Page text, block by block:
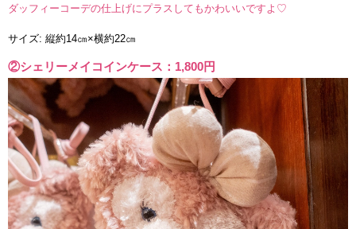
ダッフィーコーデの仕上げにプラスしてもかわいいですよ♡
サイズ: 縦約14㎝×横約22㎝
②シェリーメイコインケース：1,800円